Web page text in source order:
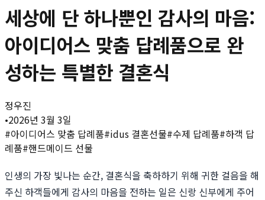
세상에 단 하나뿐인 감사의 마음:
아이디어스 맞춤 답례품으로 완
성하는 특별한 결혼식
정우진
•2026년 3월 3일
#아이디어스 맞춤 답례품#idus 결혼선물#수제 답례품#하객 답
례품#핸드메이드 선물
인생의 가장 빛나는 순간, 결혼식을 축하하기 위해 귀한 걸음을 해
주신 하객들에게 감사의 마음을 전하는 일은 신랑 신부에게 주어